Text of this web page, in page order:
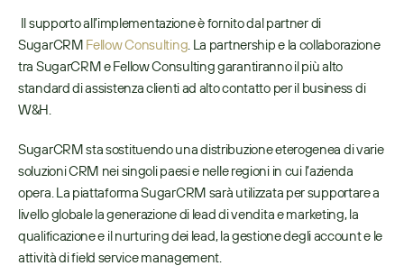
SugarCRM Fellow Consulting. La partnership e la collaborazione
tra SugarCRM e Fellow Consulting garantiranno il più alto
standard di assistenza clienti ad alto contatto per il business di
W&H.
SugarCRM sta sostituendo una distribuzione eterogenea di varie
soluzioni CRM nei singoli paesi e nelle regioni in cui l’azienda
opera. La piattaforma SugarCRM sarà utilizzata per supportare a
livello globale la generazione di lead di vendita e marketing, la
qualificazione e il nurturing dei lead, la gestione degli account e le
attività di field service management.